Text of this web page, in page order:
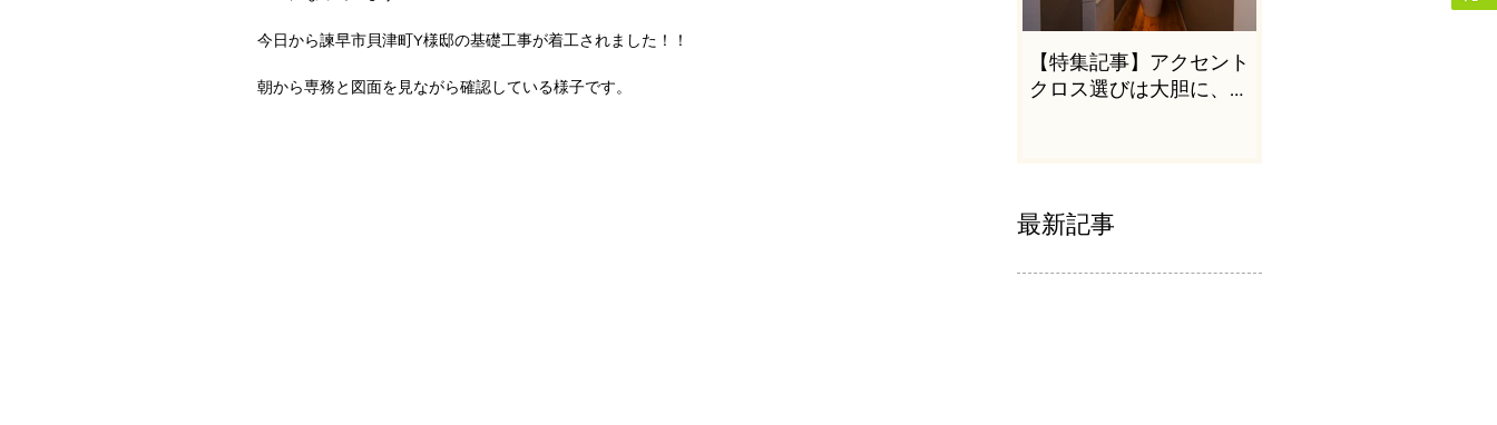
今日から諫早市貝津町Y様邸の基礎工事が着工されました！！
朝から専務と図面を見ながら確認している様子です。
【特集記事】アクセント
クロス選びは大胆に、か
最新記事